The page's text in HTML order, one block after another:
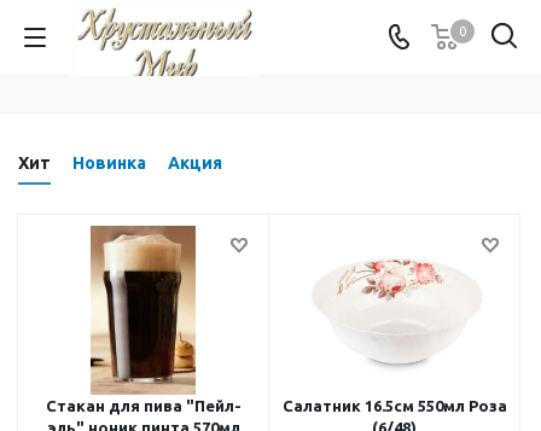
0
Хит Новинка Акция
Стакан для пива "Пейл-
эль" ноник пинта 570мл
Салатник 16.5см 550мл Роза
(6/48)